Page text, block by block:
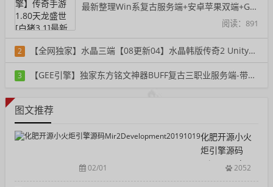
最新整理Win系复古服务端+安卓苹果双端+GM
阅读：891
2 【全网独家】水晶三端【08更新04】水晶韩版传奇2 Unity三端重置单机版一键端
阅读：363
3 【GEE引擎】独家东方铭文神器BUFF复古三职业服务端-带假人-铭文-宠物-自动回收
图文推荐
化肥开源小火
炬引擎源码
02/01 2052